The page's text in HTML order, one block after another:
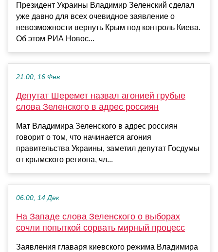
Президент Украины Владимир Зеленский сделал
уже давно для всех очевидное заявление о
невозможности вернуть Крым под контроль Киева.
Об этом РИА Новос...
21:00, 16 Фев
Депутат Шеремет назвал агонией грубые
слова Зеленского в адрес россиян
Мат Владимира Зеленского в адрес россиян
говорит о том, что начинается агония
правительства Украины, заметил депутат Госдумы
от крымского региона, чл...
06:00, 14 Дек
На Западе слова Зеленского о выборах
сочли попыткой сорвать мирный процесс
Заявления главаря киевского режима Владимира